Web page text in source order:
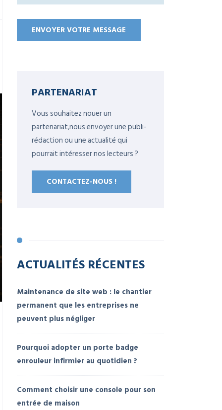
PARTENARIAT
Vous souhaitez nouer un
partenariat,nous envoyer une publi-
rédaction ou une actualité qui
pourrait intéresser nos lecteurs ?
CONTACTEZ-NOUS !
ACTUALITÉS RÉCENTES
Maintenance de site web : le chantier
permanent que les entreprises ne
peuvent plus négliger
Pourquoi adopter un porte badge
enrouleur infirmier au quotidien ?
Comment choisir une console pour son
entrée de maison